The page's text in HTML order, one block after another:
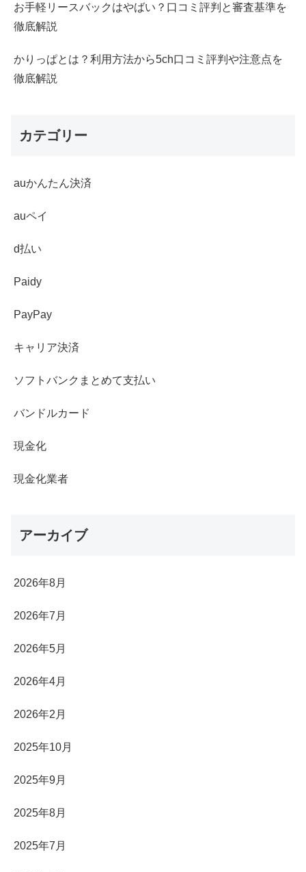
お手軽リースバックはやばい？口コミ評判と審査基準を
徹底解説
かりっぱとは？利用方法から5ch口コミ評判や注意点を
徹底解説
カテゴリー
auかんたん決済
auペイ
d払い
Paidy
PayPay
キャリア決済
ソフトバンクまとめて支払い
バンドルカード
現金化
現金化業者
アーカイブ
2026年8月
2026年7月
2026年5月
2026年4月
2026年2月
2025年10月
2025年9月
2025年8月
2025年7月